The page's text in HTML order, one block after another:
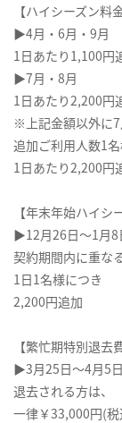
【ハイシーズン
▶4月・6月・9月
1日あたり1,100円
▶7月・8月
1日あたり2,200円
※上記金額以外に7
追加ご利用人数1
1日あたり2,200円
【年末年始ハイシ
▶12月26日～1月8
契約期間内に重な
1日1名様につき
2,200円追加
【繁忙期特別退去
▶3月25日～4月5
退去される方は、
一律￥33,000円(